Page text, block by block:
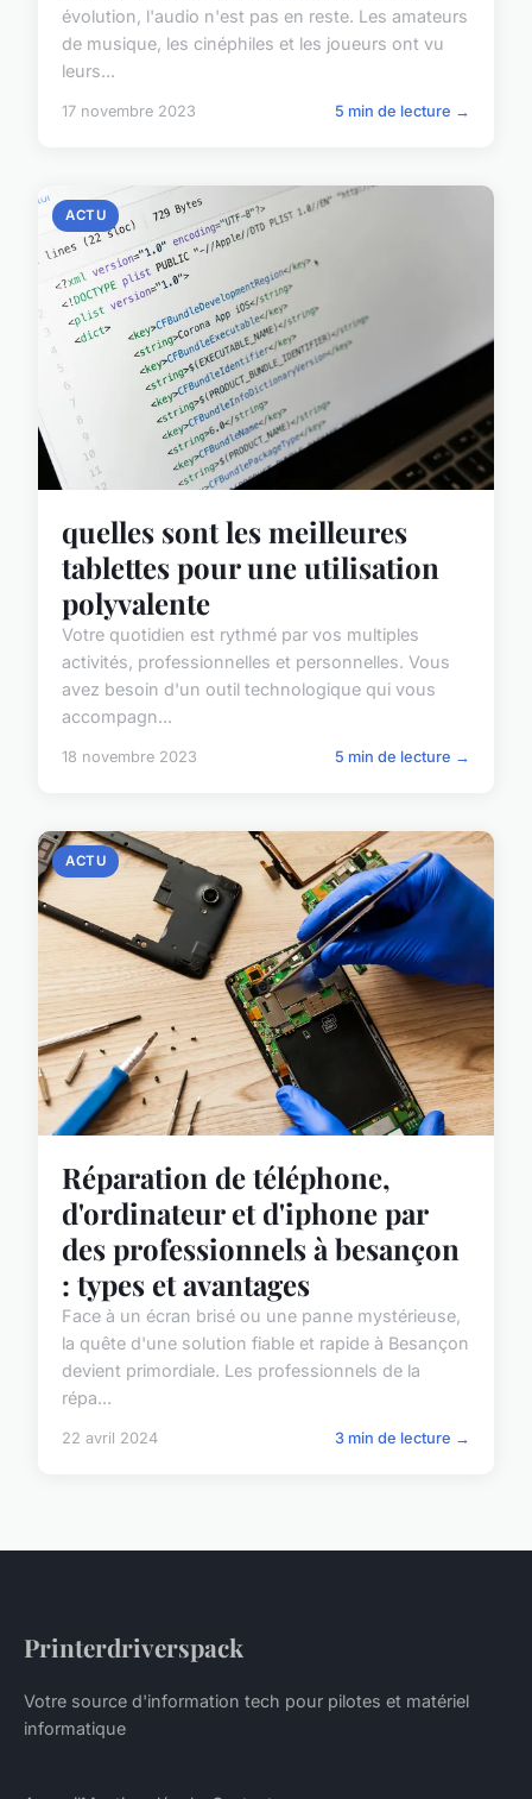
évolution, l'audio n'est pas en reste. Les amateurs
de musique, les cinéphiles et les joueurs ont vu
leurs...
17 novembre 2023 5 min de lecture →
ACTU
quelles sont les meilleures
tablettes pour une utilisation
polyvalente
Votre quotidien est rythmé par vos multiples
activités, professionnelles et personnelles. Vous
avez besoin d'un outil technologique qui vous
accompagn...
18 novembre 2023 5 min de lecture →
ACTU
Réparation de téléphone,
d'ordinateur et d'iphone par
des professionnels à besançon
: types et avantages
Face à un écran brisé ou une panne mystérieuse,
la quête d'une solution fiable et rapide à Besançon
devient primordiale. Les professionnels de la
répa...
22 avril 2024 3 min de lecture →
Printerdriverspack
Votre source d'information tech pour pilotes et matériel
informatique